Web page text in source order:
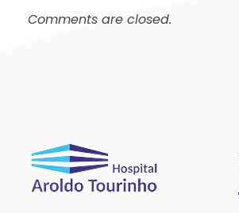
Comments are closed.